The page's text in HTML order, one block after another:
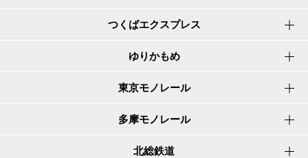
つくばエクスプレス
ゆりかもめ
東京モノレール
多摩モノレール
北総鉄道